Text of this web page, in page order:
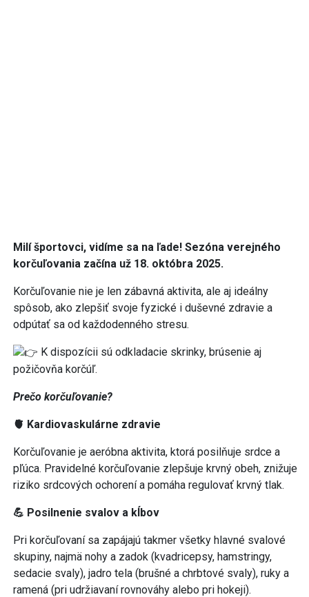
Milí športovci, vidíme sa na ľade! Sezóna verejného
korčuľovania začína už 18. októbra 2025.
Korčuľovanie nie je len zábavná aktivita, ale aj ideálny
spôsob, ako zlepšiť svoje fyzické i duševné zdravie a
odpútať sa od každodenného stresu.
K dispozícii sú odkladacie skrinky, brúsenie aj
požičovňa korčúľ.
Prečo korčuľovanie?
🫀 Kardiovaskulárne zdravie
Korčuľovanie je aeróbna aktivita, ktorá posilňuje srdce a
pľúca. Pravidelné korčuľovanie zlepšuje krvný obeh, znižuje
riziko srdcových ochorení a pomáha regulovať krvný tlak.
💪 Posilnenie svalov a kĺbov
Pri korčuľovaní sa zapájajú takmer všetky hlavné svalové
skupiny, najmä nohy a zadok (kvadricepsy, hamstringy,
sedacie svaly), jadro tela (brušné a chrbtové svaly), ruky a
ramená (pri udržiavaní rovnováhy alebo pri hokeji).